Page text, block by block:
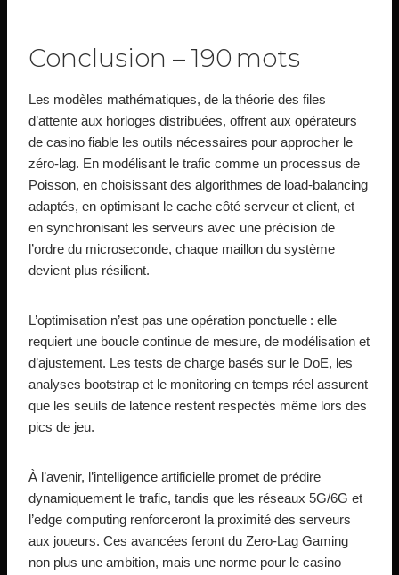
Conclusion – 190 mots
Les modèles mathématiques, de la théorie des files
d’attente aux horloges distribuées, offrent aux opérateurs
de casino fiable les outils nécessaires pour approcher le
zéro‑lag. En modélisant le trafic comme un processus de
Poisson, en choisissant des algorithmes de load‑balancing
adaptés, en optimisant le cache côté serveur et client, et
en synchronisant les serveurs avec une précision de
l’ordre du microseconde, chaque maillon du système
devient plus résilient.
L’optimisation n’est pas une opération ponctuelle : elle
requiert une boucle continue de mesure, de modélisation et
d’ajustement. Les tests de charge basés sur le DoE, les
analyses bootstrap et le monitoring en temps réel assurent
que les seuils de latence restent respectés même lors des
pics de jeu.
À l’avenir, l’intelligence artificielle promet de prédire
dynamiquement le trafic, tandis que les réseaux 5G/6G et
l’edge computing renforceront la proximité des serveurs
aux joueurs. Ces avancées feront du Zero‑Lag Gaming
non plus une ambition, mais une norme pour le casino